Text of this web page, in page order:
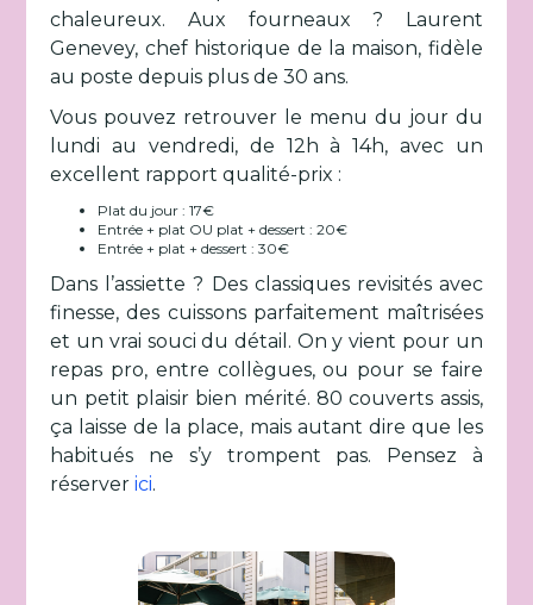
chaleureux. Aux fourneaux ? Laurent
Genevey, chef historique de la maison, fidèle
au poste depuis plus de 30 ans.
Vous pouvez retrouver le menu du jour du
lundi au vendredi, de 12h à 14h, avec un
excellent rapport qualité-prix :
Plat du jour : 17€
Entrée + plat OU plat + dessert : 20€
Entrée + plat + dessert : 30€
Dans l’assiette ? Des classiques revisités avec
finesse, des cuissons parfaitement maîtrisées
et un vrai souci du détail. On y vient pour un
repas pro, entre collègues, ou pour se faire
un petit plaisir bien mérité. 80 couverts assis,
ça laisse de la place, mais autant dire que les
habitués ne s’y trompent pas. Pensez à
réserverici.